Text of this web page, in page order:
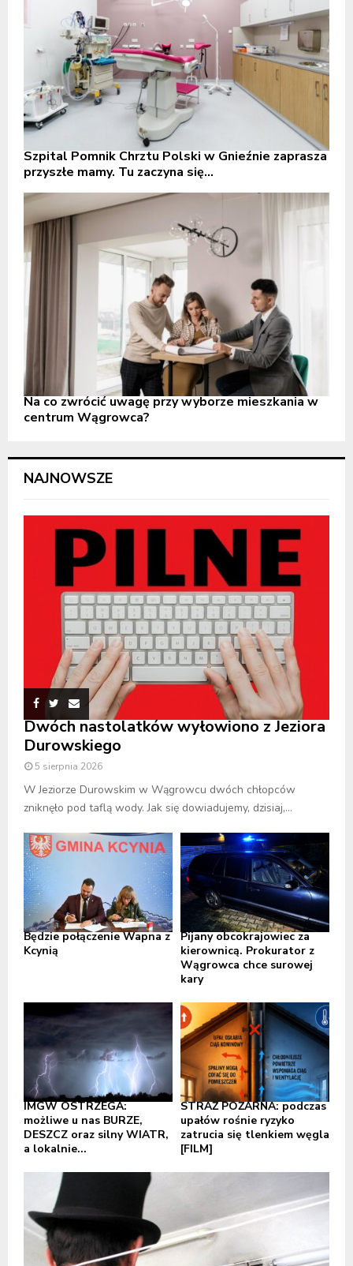
Szpital Pomnik Chrztu Polski w Gnieźnie zaprasza
przyszłe mamy. Tu zaczyna się...
Na co zwrócić uwagę przy wyborze mieszkania w
centrum Wągrowca?
NAJNOWSZE
Dwóch nastolatków wyłowiono z Jeziora
Durowskiego
5 sierpnia 2026
W Jeziorze Durowskim w Wągrowcu dwóch chłopców
zniknęło pod taflą wody. Jak się dowiadujemy, dzisiaj,...
Będzie połączenie Wapna z
Kcynią
Pijany obcokrajowiec za
kierownicą. Prokurator z
Wągrowca chce surowej
kary
IMGW OSTRZEGA:
możliwe u nas BURZE,
DESZCZ oraz silny WIATR,
a lokalnie...
STRAŻ POŻARNA: podczas
upałów rośnie ryzyko
zatrucia się tlenkiem węgla
[FILM]